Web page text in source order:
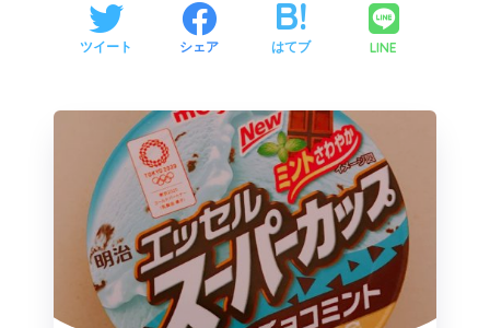
ツイート シェア はてブ LINE